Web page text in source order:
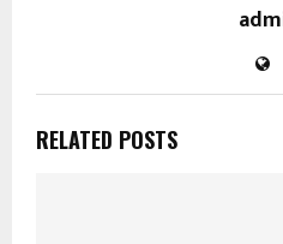
RELATED POSTS